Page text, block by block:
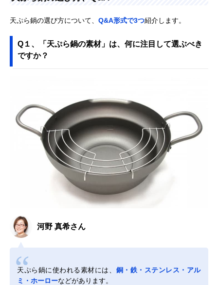
天ぷら鍋の選び方について、 Q&A形式で3つ紹介します。
Q１、「天ぷら鍋の素材」は、何に注目して選ぶべき
ですか？
河野 真希さん
天ぷら鍋に使われる素材には、 銅・鉄・ステンレス・アル
ミ・ホーローなどがあります。